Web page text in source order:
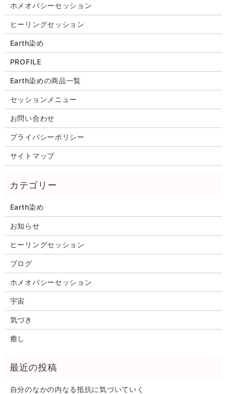
ホメオパシーセッション
ヒーリングセッション
Earth染め
PROFILE
Earth染めの商品一覧
セッションメニュー
お問い合わせ
プライバシーポリシー
サイトマップ
Earth染め
お知らせ
ヒーリングセッション
ブログ
ホメオパシーセッション
宇宙
気づき
癒し
自分のなかの内なる抵抗に気づいていく